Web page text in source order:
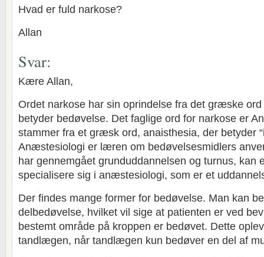
Hvad er fuld narkose?
Allan
Svar:
Kære Allan,
Ordet narkose har sin oprindelse fra det græske
betyder bedøvelse. Det faglige ord for narkose er
stammer fra et græsk ord, anaisthesia, der betyder
Anæstesiologi er læren om bedøvelsesmidlers
har gennemgået grunduddannelsen og turnus, kan
specialisere sig i anæstesiologi, som er et
Der findes mange former for bedøvelse. Man kan
delbedøvelse, hvilket vil sige at patienten er ved
bestemt område på kroppen er bedøvet. Dette
tandlægen, når tandlægen kun bedøver en del af